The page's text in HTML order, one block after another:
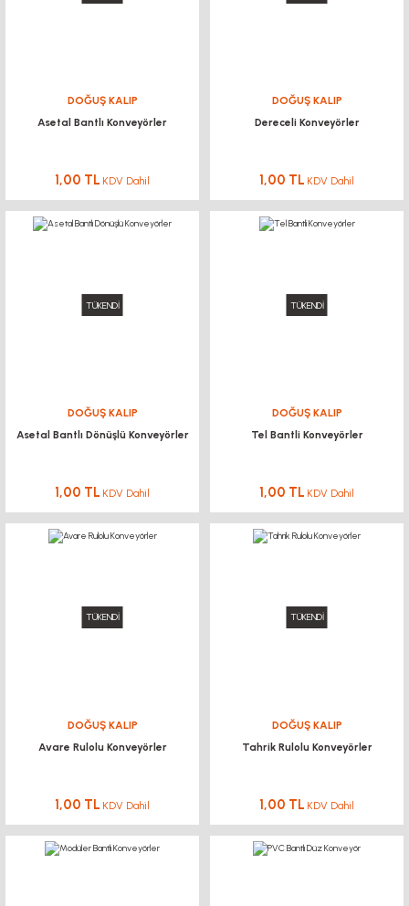
DOĞUŞ KALIP
Asetal Bantlı Konveyörler
1,00 TL KDV Dahil
DOĞUŞ KALIP
Dereceli Konveyörler
1,00 TL KDV Dahil
TÜKENDİ
DOĞUŞ KALIP
Asetal Bantlı Dönüşlü Konveyörler
1,00 TL KDV Dahil
TÜKENDİ
DOĞUŞ KALIP
Tel Bantli Konveyörler
1,00 TL KDV Dahil
TÜKENDİ
DOĞUŞ KALIP
Avare Rulolu Konveyörler
1,00 TL KDV Dahil
TÜKENDİ
DOĞUŞ KALIP
Tahrik Rulolu Konveyörler
1,00 TL KDV Dahil